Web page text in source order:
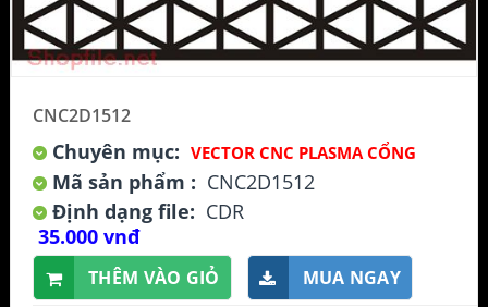
CNC2D1512
Chuyên mục: VECTOR CNC PLASMA CỔNG
Mã sản phẩm : CNC2D1512
Định dạng file: CDR
35.000 vnđ
THÊM VÀO GIỎ MUA NGAY